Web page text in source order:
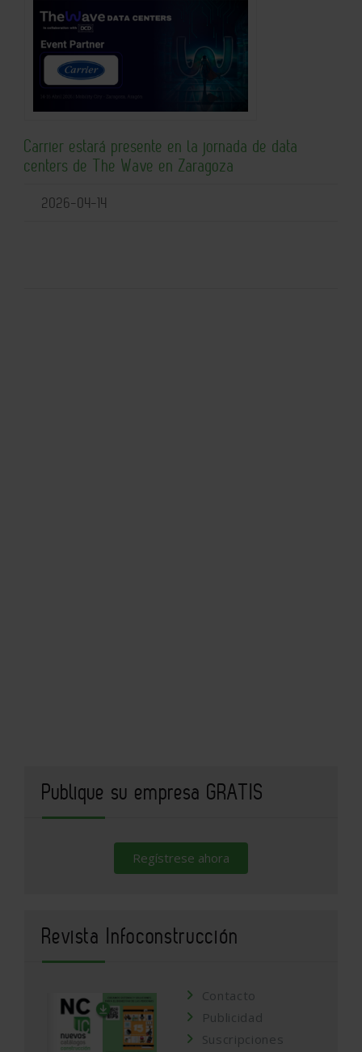
Carrier estará presente en la jornada de data
centers de The Wave en Zaragoza
2026-04-14
Publique su empresa GRATIS
Regístrese ahora
Revista Infoconstrucción
Contacto
Publicidad
Suscripciones